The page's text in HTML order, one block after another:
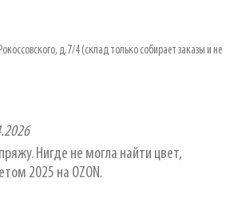
д.7/4 (склад только собирает заказы и не
Нигде не могла найти цвет,
2025 на OZON.